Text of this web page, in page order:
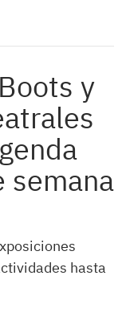
y
semana
hasta